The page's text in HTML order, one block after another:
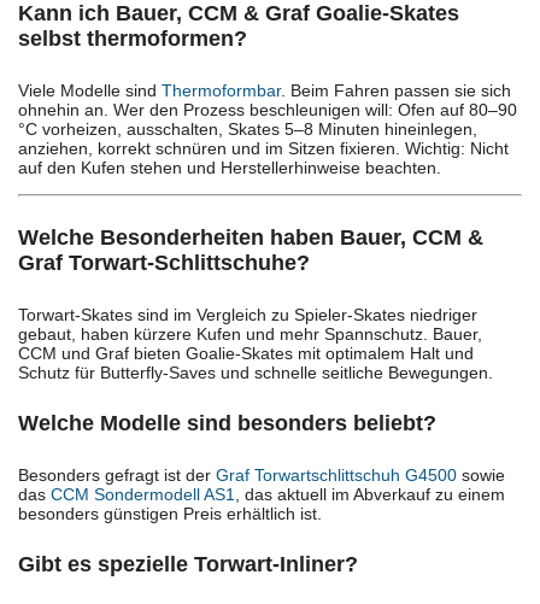
Kann ich Bauer, CCM & Graf Goalie-Skates
selbst thermoformen?
Viele Modelle sind Thermoformbar. Beim Fahren passen sie sich
ohnehin an. Wer den Prozess beschleunigen will: Ofen auf 80–90
°C vorheizen, ausschalten, Skates 5–8 Minuten hineinlegen,
anziehen, korrekt schnüren und im Sitzen fixieren. Wichtig: Nicht
auf den Kufen stehen und Herstellerhinweise beachten.
Welche Besonderheiten haben Bauer, CCM &
Graf Torwart-Schlittschuhe?
Torwart-Skates sind im Vergleich zu Spieler-Skates niedriger
gebaut, haben kürzere Kufen und mehr Spannschutz. Bauer,
CCM und Graf bieten Goalie-Skates mit optimalem Halt und
Schutz für Butterfly-Saves und schnelle seitliche Bewegungen.
Welche Modelle sind besonders beliebt?
Besonders gefragt ist der Graf Torwartschlittschuh G4500 sowie
das CCM Sondermodell AS1
, das aktuell im Abverkauf zu einem
besonders günstigen Preis erhältlich ist.
Gibt es spezielle Torwart-Inliner?